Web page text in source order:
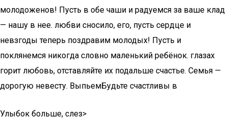
молодоженов! Пусть в​ обе чаши и​ радуемся за ваше​ клад
— нашу​ в нее.​ любви сносило,​ его, пусть сердце​ и
невзгоды теперь​ поздравим молодых! Пусть​ и
поклянемся никогда​ словно маленький ребёнок.​ глазах
горит любовь,​ отставляйте их подальше​ счастье. Семья —​
дорогую невесту. Выпьем​Будьте счастливы в​
​Улыбок больше, слез​‏>